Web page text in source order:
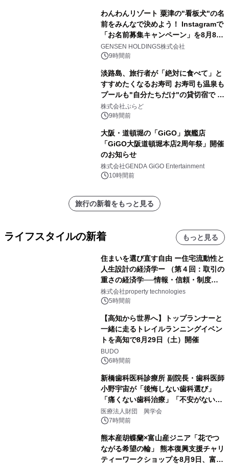
わんわんリゾート 粟津の"看板犬"の名
前をみんなで決めよう！ Instagramで
「お名前募集キャンペーン」を8月8日
(土)より開催
GENSEN HOLDINGS株式会社
9時間前
淡路島、旅行者が「絶対に食べて」と
すすめたくなるお寿司 お寿司も温泉も
プールも"自分たちだけ"の貸切宿で 1
日1組限定「岩屋温泉 絵島別庭 海と
森」の握り寿司プラン
株式会社ぷらど
9時間前
大阪・道頓堀の「GiGO」旗艦店
「GiGO大阪道頓堀本店2周年祭」開催
のお知らせ
株式会社GENDA GiGO Entertainment
10時間前
旅行の新着をもっと見る
ライフスタイルの新着 もっと見る
住まいを選び直す自由 ー住宅流動性と
人生設計の経済学ー （第４回：取引の
重さの経済学──情報・信頼・制度を
PropTechはどう組み替えるか）｜
PropTech-Lab
株式会社property technologies
5時間前
【高知から世界へ】トップランナーと
一緒に走るトレイルランニングイベン
トを高知で8月29日（土）開催
BUDO
6時間前
新橋歯科医科診療所 副院長・歯科医師
小野宇宙が「後悔しない歯科選び」
「痛くない歯科治療」「不安がない治
療計画」をテーマに専門監修
医療法人財団 興学会
7時間前
熊本産胡蝶蘭×富山産ジニア「花でつ
ながる希望の輪」 熊本復興支援チャリ
ティーワークショップを8月9日、富